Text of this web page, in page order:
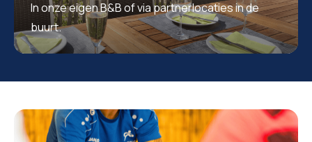
In onze eigen B&B of via partnerlocaties in de
buurt.